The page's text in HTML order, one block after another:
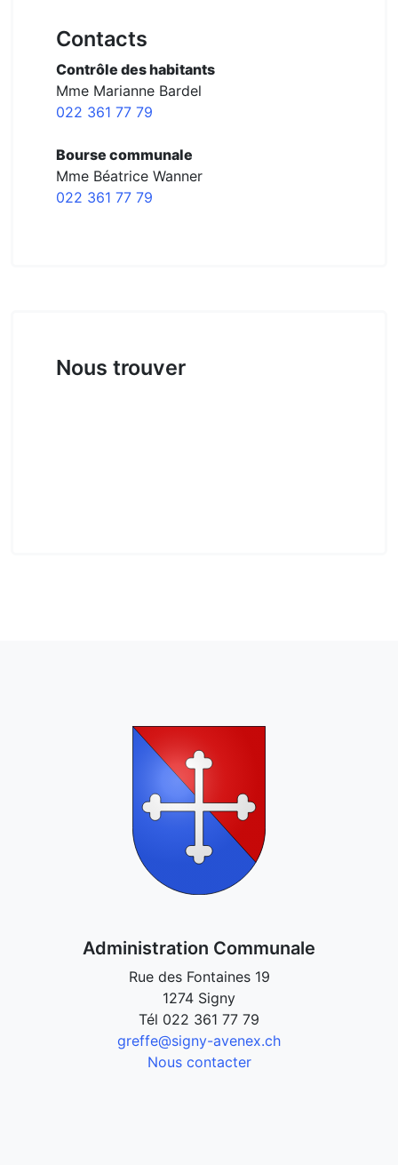
Contacts
Contrôle des habitants
Mme Marianne Bardel
022 361 77 79
Bourse communale
Mme Béatrice Wanner
022 361 77 79
Nous trouver
Administration Communale
Rue des Fontaines 19
1274 Signy
Tél 022 361 77 79
greffe@signy-avenex.ch
Nous contacter